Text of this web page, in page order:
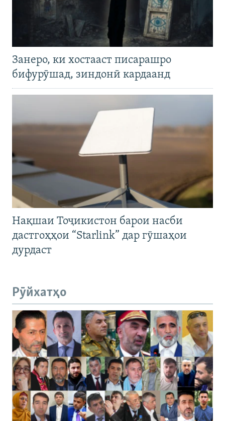
Занеро, ки хостааст писарашро
бифурӯшад, зиндонӣ кардаанд
Нақшаи Тоҷикистон барои насби
дастгоҳҳои “Starlink” дар гӯшаҳои
дурдаст
Рӯйхатҳо